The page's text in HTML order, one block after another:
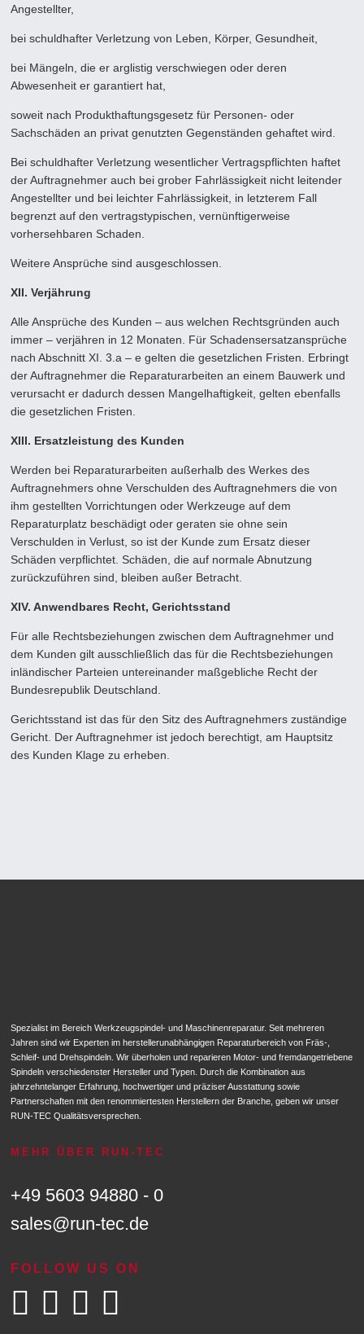
Angestellter,
bei schuldhafter Verletzung von Leben, Körper, Gesundheit,
bei Mängeln, die er arglistig verschwiegen oder deren
Abwesenheit er garantiert hat,
soweit nach Produkthaftungsgesetz für Personen- oder
Sachschäden an privat genutzten Gegenständen gehaftet wird.
Bei schuldhafter Verletzung wesentlicher Vertragspflichten haftet
der Auftragnehmer auch bei grober Fahrlässigkeit nicht leitender
Angestellter und bei leichter Fahrlässigkeit, in letzterem Fall
begrenzt auf den vertragstypischen, vernünftiger­weise
vorhersehbaren Schaden.
Weitere Ansprüche sind ausgeschlossen.
XII. Verjährung
Alle Ansprüche des Kunden – aus welchen Rechtsgründen auch
immer – verjähren in 12 Monaten. Für Schadensersatzansprü­che
nach Abschnitt XI. 3.a – e gelten die gesetzlichen Fristen. Erbringt
der Auftragnehmer die Reparaturarbeiten an einem Bau­werk und
verursacht er dadurch dessen Mangelhaftigkeit, gelten ebenfalls
die gesetzlichen Fristen.
XIII. Ersatzleistung des Kunden
Werden bei Reparaturarbeiten außerhalb des Werkes des
Auftragnehmers ohne Verschulden des Auftragnehmers die von
ihm gestellten Vorrichtungen oder Werkzeuge auf dem
Reparaturplatz beschädigt oder geraten sie ohne sein
Verschulden in Ver­lust, so ist der Kunde zum Ersatz dieser
Schäden verpflichtet. Schäden, die auf normale Abnutzung
zurückzuführen sind, blei­ben außer Betracht.
XIV. Anwendbares Recht, Gerichtsstand
Für alle Rechtsbeziehungen zwischen dem Auftragnehmer und
dem Kunden gilt ausschließlich das für die Rechtsbeziehun­gen
inländischer Parteien untereinander maßgebliche Recht der
Bundesrepublik Deutschland.
Gerichtsstand ist das für den Sitz des Auftragnehmers zuständige
Gericht. Der Auftragnehmer ist jedoch berechtigt, am Hauptsitz
des Kunden Klage zu erheben.
Spezialist im Bereich Werkzeugspindel- und Maschinenreparatur. Seit mehreren
Jahren sind wir Experten im herstellerunabhängigen Reparaturbereich von Fräs-,
Schleif- und Drehspindeln. Wir überholen und reparieren Motor- und fremdangetriebene
Spindeln verschiedenster Hersteller und Typen. Durch die Kombination aus
jahrzehntelanger Erfahrung, hochwertiger und präziser Ausstattung sowie
Partnerschaften mit den renommiertesten Herstellern der Branche, geben wir unser
RUN-TEC Qualitätsversprechen.
MEHR ÜBER RUN-TEC
+49 5603 94880 - 0
sales@run-tec.de
FOLLOW US ON